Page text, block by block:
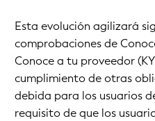
Esta evolución agilizará
comprobaciones de
Conoce a tu proveedor
cumplimiento de otras
debida para los usuarios
requisito de que los